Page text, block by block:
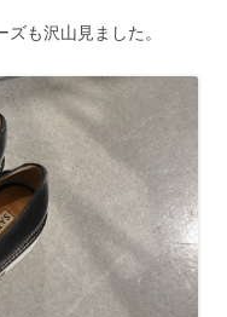
も沢山見ました。